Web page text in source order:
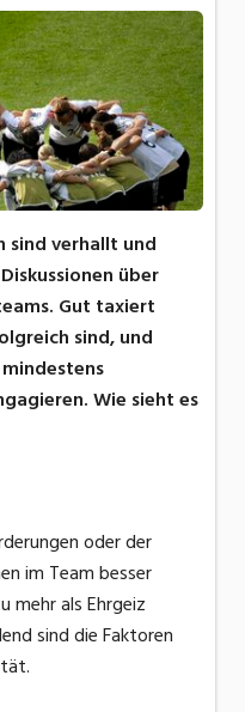
sind verhallt und
über
Gut taxiert
sind, und
Wie sieht es
oder der
im Team besser
mehr als Ehrgeiz
sind die Faktoren